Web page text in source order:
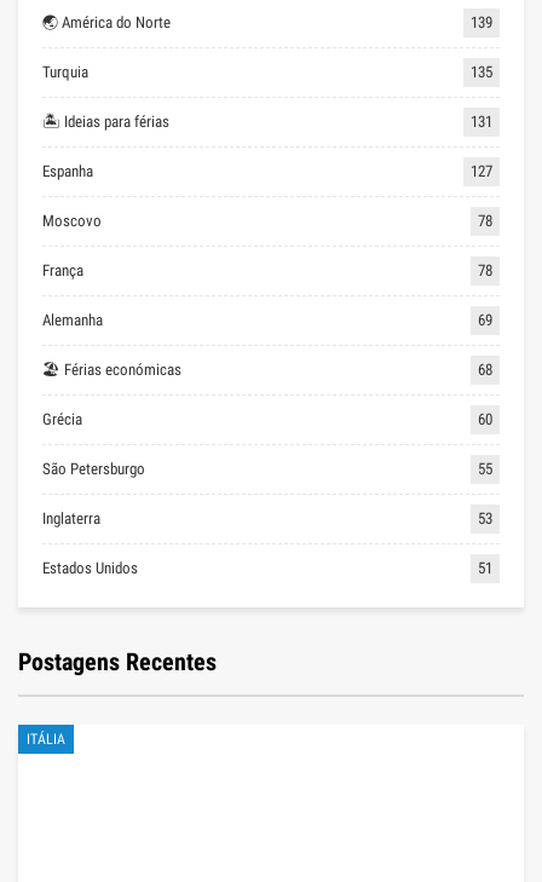
🌏 América do Norte 139
Turquia 135
🏝 Ideias para férias 131
Espanha 127
Moscovo 78
França 78
Alemanha 69
🏖 Férias económicas 68
Grécia 60
São Petersburgo 55
Inglaterra 53
Estados Unidos 51
Postagens Recentes
ITÁLIA